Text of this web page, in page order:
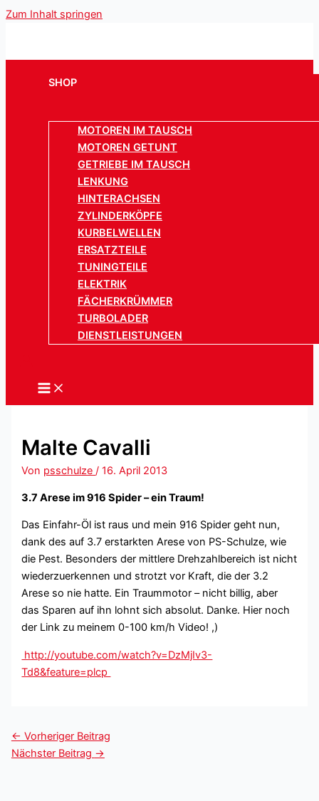
Zum Inhalt springen
SHOP
MOTOREN IM TAUSCH
MOTOREN GETUNT
GETRIEBE IM TAUSCH
LENKUNG
HINTERACHSEN
ZYLINDERKÖPFE
KURBELWELLEN
ERSATZTEILE
TUNINGTEILE
ELEKTRIK
FÄCHERKRÜMMER
TURBOLADER
DIENSTLEISTUNGEN
Malte Cavalli
Von psschulze/16. April 2013
3.7 Arese im 916 Spider – ein Traum!
Das Einfahr-Öl ist raus und mein 916 Spider geht nun,
dank des auf 3.7 erstarkten Arese von PS-Schulze, wie
die Pest. Besonders der mittlere Drehzahlbereich ist nicht
wiederzuerkennen und strotzt vor Kraft, die der 3.2
Arese so nie hatte. Ein Traummotor – nicht billig, aber
das Sparen auf ihn lohnt sich absolut. Danke. Hier noch
der Link zu meinem 0-100 km/h Video! ,)
http://youtube.com/watch?v=DzMjIv3-
Td8&feature=plcp
← Vorheriger Beitrag
Nächster Beitrag →